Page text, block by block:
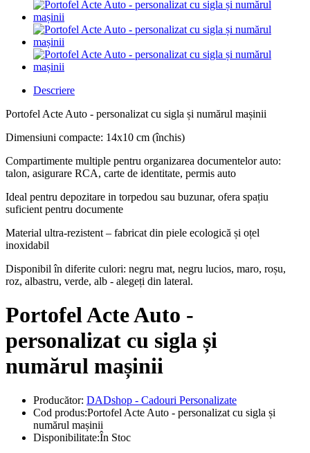
Descriere
Portofel Acte Auto - personalizat cu sigla și numărul mașinii
Dimensiuni compacte: 14x10 cm (închis)
Compartimente multiple pentru organizarea documentelor auto:
talon, asigurare RCA, carte de identitate, permis auto
Ideal pentru depozitare in torpedou sau buzunar, ofera spațiu
suficient pentru documente
Material ultra-rezistent – fabricat din piele ecologică și oțel
inoxidabil
Disponibil în diferite culori: negru mat, negru lucios, maro, roșu,
roz, albastru, verde, alb - alegeți din lateral.
Portofel Acte Auto -
personalizat cu sigla și
numărul mașinii
Producător: DADshop - Cadouri Personalizate
Cod produs:Portofel Acte Auto - personalizat cu sigla și
numărul mașinii
Disponibilitate:În Stoc